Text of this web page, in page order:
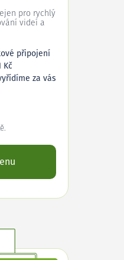
pro rychlý
videí a
připojení
Kč
za vás